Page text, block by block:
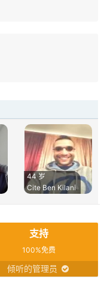
44 岁
Cite Ben Kilani
支持
100%免费
倾听的管理员